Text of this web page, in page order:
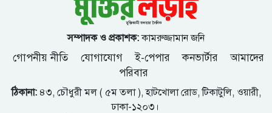
সম্পাদক ও প্রকাশক:কামরুজ্জামান জনি
গোপনীয় নীতি যোগাযোগ ই-পেপার কনভার্টার
আমাদের
পরিবার
ঠিকানা:৪৩, চৌধুরী মল ( ৫ম তলা ), হাটখোলা রোড, টিকাটুলি, ওয়ারী,
ঢাকা-১২০৩।